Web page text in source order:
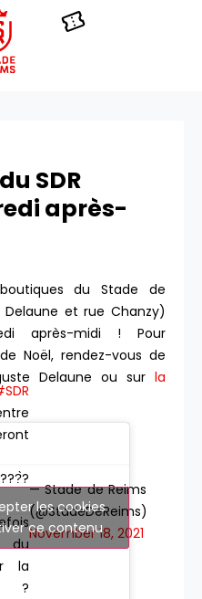
SDR
après-
du Stade de
et rue Chanzy)
après-midi ! Pour
Noël, rendez-vous de
Delaune ou sur la
du
la
?
— Stade de Reims
(@StadeDeReims)
November 18, 2021
les cookies
ce contenu